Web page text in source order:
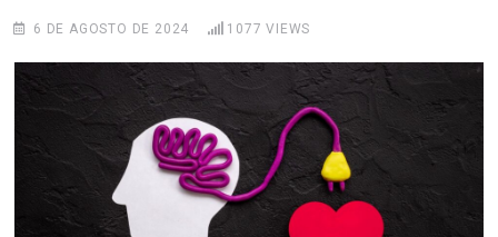
6 DE AGOSTO DE 2024 1077 VIEWS